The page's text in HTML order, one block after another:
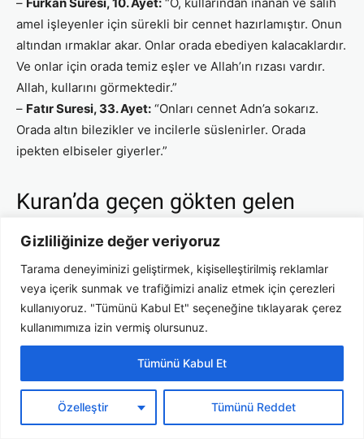
Gizliliğinize değer veriyoruz
Tarama deneyiminizi geliştirmek, kişiselleştirilmiş reklamlar
veya içerik sunmak ve trafiğimizi analiz etmek için çerezleri
kullanıyoruz. "Tümünü Kabul Et" seçeneğine tıklayarak çerez
kullanımımıza izin vermiş olursunuz.
Özelleştir Tümünü Reddet
Tümünü Kabul Et
amel işleyenler için sürekli bir cennet hazırlamıştır. Onun
altından ırmaklar akar. Onlar orada ebediyen kalacaklardır.
Ve onlar için orada temiz eşler ve Allah’ın rızası vardır.
Allah, kullarını görmektedir.”
– Fatır Suresi, 33. Ayet: “Onları cennet Adn’a sokarız.
Orada altın bilezikler ve incilerle süslenirler. Orada
ipekten elbiseler giyerler.”
Kuran’da geçen gökten gelen
demir ile ilgili ayet hangisi?
Kur’an’da demir kelimesiyle anılan sure Hadid Suresi’dir
ve bu surede demirin yaratılışı ve önemi anlatılır. Bu ayet